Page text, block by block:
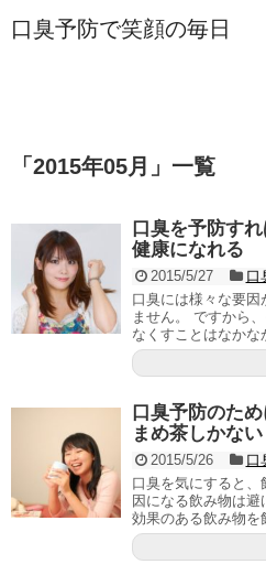
口臭予防で笑顔の毎日
「 2015年05月 」 一覧
口臭を予防す
健康になれる
2015/5/27
口
口臭には様々な要因
ません。 ですから
なくすことはなかな
口臭予防のた
まめ茶しかない
2015/5/26
口
口臭を気にすると
因になる飲み物は
効果のある飲み物を